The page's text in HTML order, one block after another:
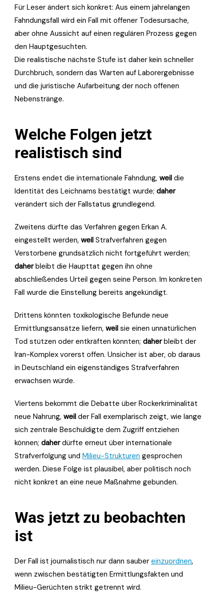
Für Leser ändert sich konkret: Aus einem jahrelangen
Fahndungsfall wird ein Fall mit offener Todesursache,
aber ohne Aussicht auf einen regulären Prozess gegen
den Hauptgesuchten.
Die realistische nächste Stufe ist daher kein schneller
Durchbruch, sondern das Warten auf Laborergebnisse
und die juristische Aufarbeitung der noch offenen
Nebenstränge.
Welche Folgen jetzt
realistisch sind
Erstens endet die internationale Fahndung, weil die
Identität des Leichnams bestätigt wurde; daher
verändert sich der Fallstatus grundlegend.
Zweitens dürfte das Verfahren gegen Erkan A.
eingestellt werden, weil Strafverfahren gegen
Verstorbene grundsätzlich nicht fortgeführt werden;
daherbleibt die Haupttat gegen ihn ohne
abschließendes Urteil gegen seine Person. Im konkreten
Fall wurde die Einstellung bereits angekündigt.
Drittens könnten toxikologische Befunde neue
Ermittlungsansätze liefern, weil sie einen unnatürlichen
Tod stützen oder entkräften könnten; daherbleibt der
Iran-Komplex vorerst offen. Unsicher ist aber, ob daraus
in Deutschland ein eigenständiges Strafverfahren
erwachsen würde.
Viertens bekommt die Debatte über Rockerkriminalität
neue Nahrung, weil der Fall exemplarisch zeigt, wie lange
sich zentrale Beschuldigte dem Zugriff entziehen
können; daherdürfte erneut über internationale
Strafverfolgung und Milieu-Strukturen gesprochen
werden. Diese Folge ist plausibel, aber politisch noch
nicht konkret an eine neue Maßnahme gebunden.
Was jetzt zu beobachten
ist
Der Fall ist journalistisch nur dann sauber einzuordnen,
wenn zwischen bestätigten Ermittlungsfakten und
Milieu-Gerüchten strikt getrennt wird.